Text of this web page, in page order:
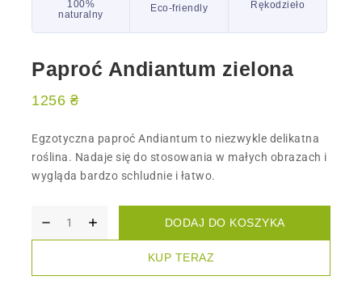
100%
naturalny
Eco-friendly Rękodzieło
Paproć Andiantum zielona
1256 ₴
Egzotyczna paproć Andiantum to niezwykle delikatna
roślina. Nadaje się do stosowania w małych obrazach i
wygląda bardzo schludnie i łatwo.
DODAJ DO KOSZYKA
KUP TERAZ